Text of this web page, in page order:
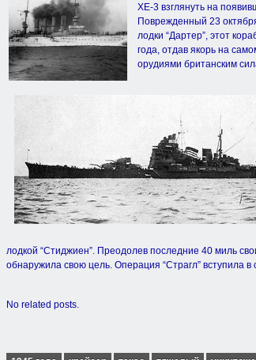
ХЕ-3 взглянуть на
Поврежденный 23
лодки “Дартер”, этот
года, отдав якорь на
орудиями британским
лодкой “Стиджиен”. Преодолев последние 40 миль
обнаружила свою цель. Операция “Страгл” вступила
No related posts.